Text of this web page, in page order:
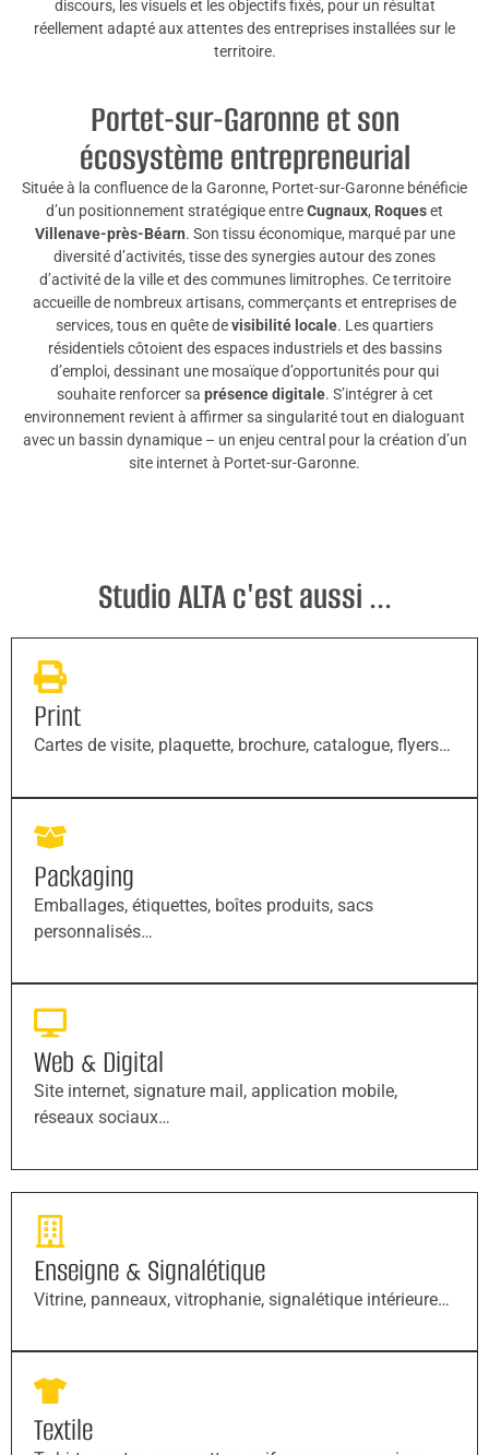
discours, les visuels et les objectifs fixés, pour un résultat
réellement adapté aux attentes des entreprises installées sur le
territoire.
Portet-sur-Garonne et son
écosystème entrepreneurial
Située à la confluence de la Garonne, Portet-sur-Garonne bénéficie
d’un positionnement stratégique entreCugnaux, Roqueset
Villenave-près-Béarn. Son tissu économique, marqué par une
diversité d’activités, tisse des synergies autour des zones
d’activité de la ville et des communes limitrophes. Ce territoire
accueille de nombreux artisans, commerçants et entreprises de
services, tous en quête devisibilité locale. Les quartiers
résidentiels côtoient des espaces industriels et des bassins
d’emploi, dessinant une mosaïque d’opportunités pour qui
souhaite renforcer sa présence digitale. S’intégrer à cet
environnement revient à affirmer sa singularité tout en dialoguant
avec un bassin dynamique – un enjeu central pour la création d’un
site internet à Portet-sur-Garonne.
Studio ALTA c'est aussi ...
Print
Cartes de visite, plaquette, brochure, catalogue, flyers…
Packaging
Emballages, étiquettes, boîtes produits, sacs
personnalisés…
Web & Digital
Site internet, signature mail, application mobile,
réseaux sociaux…
Enseigne & Signalétique
Vitrine, panneaux, vitrophanie, signalétique intérieure…
Textile